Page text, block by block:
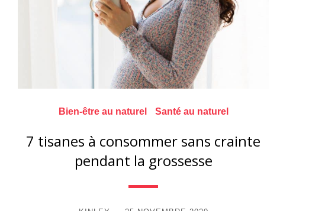
Bien-être au naturel Santé au naturel
7 tisanes à consommer sans crainte
pendant la grossesse